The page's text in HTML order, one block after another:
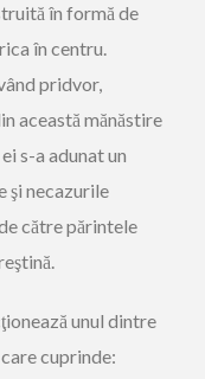
în formă de
în centru.
pridvor,
această mănăstire
s-a adunat un
şi necazurile
către părintele
unul dintre
cuprinde: